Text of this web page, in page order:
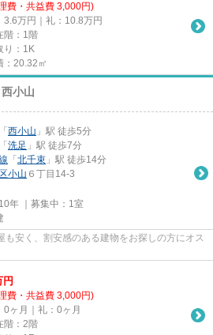
費・共益費 3,000円)
3.6万円｜礼：10.8万円
階：1階
り：1K
：20.32㎡
小山
「 西小山 」駅 徒歩5分
「 洗足 」駅 徒歩7分
「 北千束 」駅 徒歩14分
小山 ６丁目14-3
年 ｜募集中： 1室
も安く、割安感のある建物をお探しの方にオス
円
費・共益費 3,000円)
0ヶ月｜礼：0ヶ月
階：2階